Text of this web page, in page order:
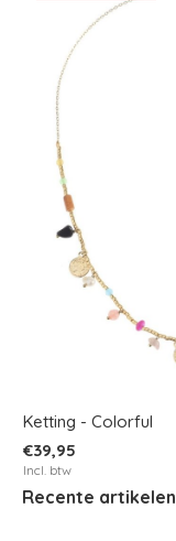
Ketting - Colorful
€39,95
Incl. btw
Recente artikelen